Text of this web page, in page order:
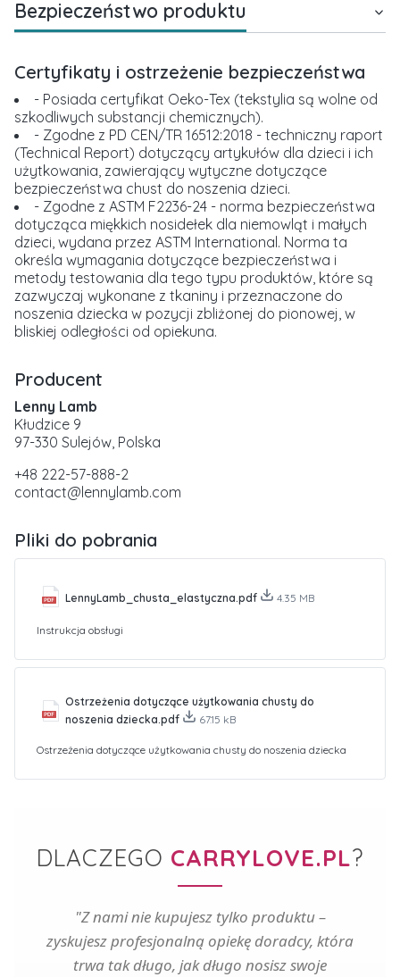
Bezpieczeństwo produktu
Certyfikaty i ostrzeżenie bezpieczeństwa
- Posiada certyfikat Oeko-Tex (tekstylia są wolne od
szkodliwych substancji chemicznych).
- Zgodne z PD CEN/TR 16512:2018 - techniczny raport
(Technical Report) dotyczący artykułów dla dzieci i ich
użytkowania, zawierający wytyczne dotyczące
bezpieczeństwa chust do noszenia dzieci.
- Zgodne z ASTM F2236-24 - norma bezpieczeństwa
dotycząca miękkich nosidełek dla niemowląt i małych
dzieci, wydana przez ASTM International. Norma ta
określa wymagania dotyczące bezpieczeństwa i
metody testowania dla tego typu produktów, które są
zazwyczaj wykonane z tkaniny i przeznaczone do
noszenia dziecka w pozycji zbliżonej do pionowej, w
bliskiej odległości od opiekuna.
Producent
Lenny Lamb
Kłudzice 9
97-330 Sulejów, Polska
+48 222-57-888-2
contact@lennylamb.com
Pliki do pobrania
LennyLamb_chusta_elastyczna.pdf 4.35 MB
Instrukcja obsługi
Ostrzeżenia dotyczące użytkowania chusty do
noszenia dziecka.pdf
67.15 kB
Ostrzeżenia dotyczące użytkowania chusty do noszenia dziecka
DLACZEGO CARRYLOVE.PL?
"Z nami nie kupujesz tylko produktu –
zyskujesz profesjonalną opiekę doradcy, która
trwa tak długo, jak długo nosisz swoje